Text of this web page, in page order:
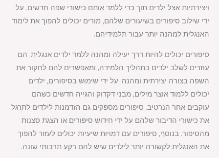
ויצירתיות אצל ילדים תוך כדי ללמד אותם כישורי שפה חדשים. על
ידי שילוב סיפורים בשיעורים שלהם, מורים יכולים להפוך את לימוד
האנגלית למהנה יותר עבור תלמידיהם.
סיפורים יכולים להיות דרך יעילה ומהנה ללמד ילדים אנגלית. הם
עוזרים לשלב ילדים בתהליך הלמידה, ומאפשרים להם לחקור את
השפה בצורה יצירתית ומהנה. על ידי שימוש בסיפורים, ילדים
יכולים ללמוד אוצר מילים, מבני דקדוק והגייה חדשים כשהם
עוקבים אחר הנרטיב. סיפורים מספקים גם הזדמנות לילדים לתרגל
את כישורי הדיבור שלהם על ידי חידוש סיפורים או הצגת סצנות
מהסיפור. בנוסף, סיפורים עם דמויות שיעיות יכולים לעזור להפוך
את האנגלית לקשורה יותר לילדים שיש להם רקע תרבותי שונה.